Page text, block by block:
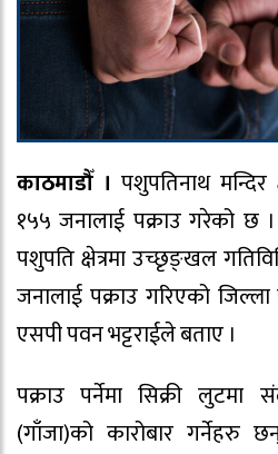
काठमाडौँ । पशुपतिनाथ मन्दिर
१५५ जनालाई पक्राउ गरेको छ ।
पशुपति क्षेत्रमा उच्छृङ्खल
जनालाई पक्राउ गरिएको जिल्ला
एसपी पवन भट्टराईले बताए ।
पक्राउ पर्नेमा सिक्री
(गाँजा)को कारोबार